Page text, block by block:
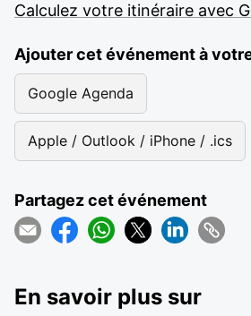
Calculez votre itinéraire avec
Ajouter cet événement à
Google Agenda
Apple / Outlook / iPhone / .ics
Partagez cet événement
En savoir plus sur